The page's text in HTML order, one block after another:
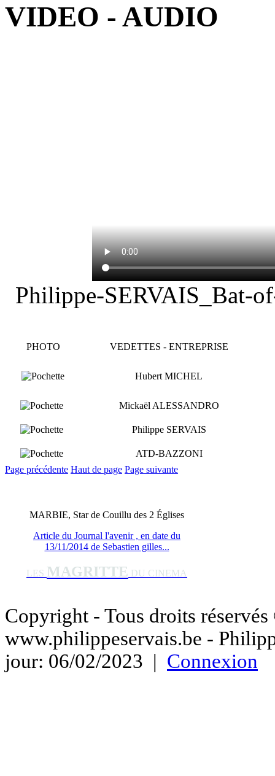
VIDEO - AUDIO
Philippe-SERVAIS_Bat-
PHOTO VEDETTES - ENTREPRISE
Hubert MICHEL
Mickaël ALESSANDRO
Philippe SERVAIS
ATD-BAZZONI
Page précédente Haut de page Page suivante
MARBIE, Star de Couillu des 2 Églises
Article du Journal l'avenir , en date du
13/11/2014 de Sebastien gilles...
LES MAGRITTE DU CINEMA
Copyright - Tous droits
www.philippeservais.be -
jour: 06/02/2023 | Connexion